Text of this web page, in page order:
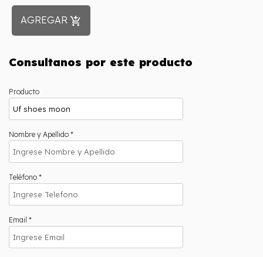
AGREGAR add_shopping_cart
Consultanos por este producto
Producto
Nombre y Apellido *
Teléfono *
Email *